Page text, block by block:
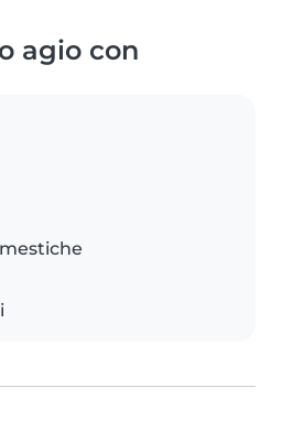
agio con